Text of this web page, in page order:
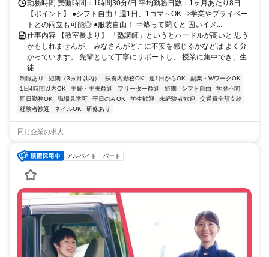
勤務時間 実働時間：1時間30分/日 平均勤務日数：1ヶ月あたり8日
【ポイント】 ●シフト自由！週1日、1コマ～OK ⇒学業やプライベー
トとの両立も可能◎ ●服装自由！ ⇒塾って聞くと 固いイメ...
仕事内容 【教室長より】 「塾講師」というとハードルが高いと 思う
かもしれませんが、 みなさんがどこに不安を感じるかなどは よく分
かっています。 先輩として丁寧にサポートし、 授業に集中でき、生
徒...
制服あり 短期（3ヵ月以内） 扶養内勤務OK 週1日からOK
副業・WワークOK
1日4時間以内OK
主婦・主夫歓迎 フリーター歓迎 短期 シフト自由
学歴不問
即日勤務OK
職場見学可 平日のみOK 学生歓迎 未経験者歓迎
交通費全額支給
経験者歓迎
ネイルOK 研修あり
同じ企業の求人
アルバイト・パート